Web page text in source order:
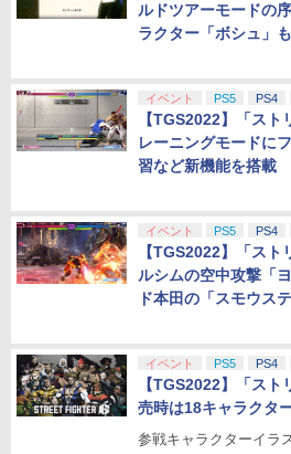
ルドツアーモードの
ラクター「ボシュ」
イベント PS5 PS4
【TGS2022】「ス
レーニングモードに
習など新機能を搭載
イベント PS5 PS4
【TGS2022】「ス
ルシムの空中攻撃「
ド本田の「スモウス
イベント PS5 PS4
【TGS2022】「ス
売時は18キャラクタ
参戦キャラクターイラ